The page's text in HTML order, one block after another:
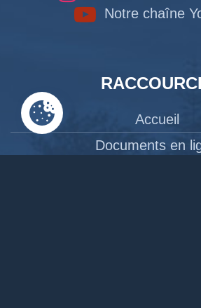
Notre chaîne
Accueil
Documents en